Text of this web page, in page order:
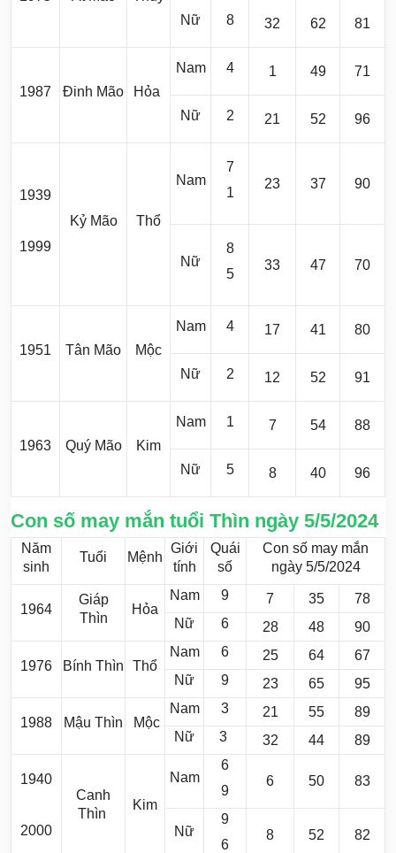
Nữ
8 32 62 81
1987 Đinh Mão Hỏa
Nam 4 1 49 71
Nữ 2 21 52 96
1939
1999
Kỷ Mão Thổ
Nam
7
1
23 37 90
Nữ
8
5
33 47 70
1951 Tân Mão Mộc
Nam 4 17 41 80
Nữ 2 12 52 91
1963 Quý Mão Kim
Nam 1 7 54 88
Nữ 5 8 40 96
Con số may mắn tuổi Thìn ngày 5/5/2024
Năm
sinh
Tuổi Mệnh
Giới
tính
Quái
số
Con số may mắn
ngày 5/5/2024
1964
Giáp
Thìn
Hỏa
Nam 9 7 35
78
Nữ
6 28 48 90
1976 Bính Thìn Thổ
Nam 6 25 64
67
Nữ
9 23 65 95
1988 Mậu Thìn Mộc
Nam 3 21 55
89
Nữ
3 32 44 89
1940
2000
Canh
Thìn
Kim
Nam
6
9
6 50 83
Nữ
9
6
8 52 82